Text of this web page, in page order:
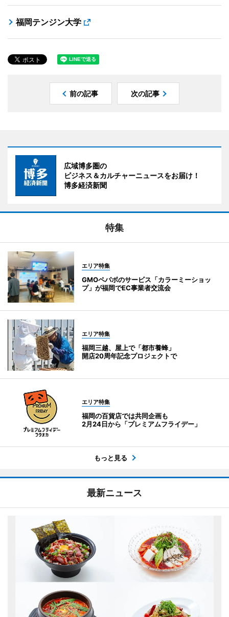
福岡テンジン大学
前の記事 次の記事
広域博多圏の
ビジネス＆カルチャーニュースをお届け！
博多経済新聞
特集
エリア特集
GMOペパボのサービス「カラーミーショッ
プ」が福岡でEC事業者交流会
エリア特集
福岡三越、屋上で「都市養蜂」
開店20周年記念プロジェクトで
エリア特集
福岡の百貨店では共同企画も
2月24日から「プレミアムフライデー」
もっと見る
最新ニュース